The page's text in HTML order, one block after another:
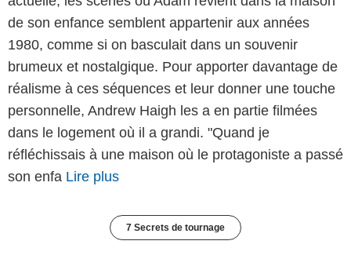
de son enfance semblent appartenir aux années
1980, comme si on basculait dans un souvenir
brumeux et nostalgique. Pour apporter davantage de
réalisme à ces séquences et leur donner une touche
personnelle, Andrew Haigh les a en partie filmées
dans le logement où il a grandi. "Quand je
réfléchissais à une maison où le protagoniste a passé
son enfa Lire plus
7 Secrets de tournage